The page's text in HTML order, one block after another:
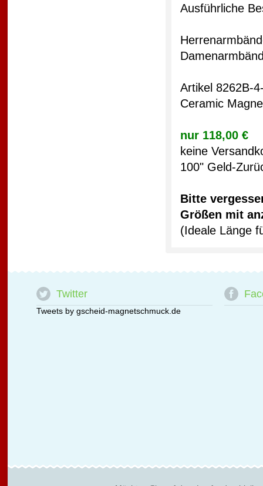
Ausführliche
Artikel 8262B-
Ceramic
nur 118,00 €
keine
100" Geld-
Bitte
Größen mit
(Ideale Länge
Twitter
Tweets by gscheid-magnetschmuck.de